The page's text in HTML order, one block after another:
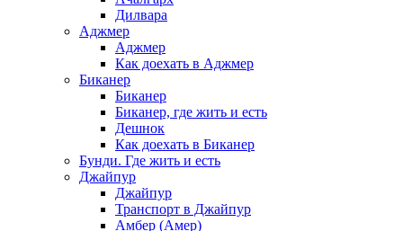
Дилвара
Аджмер
Аджмер
Как доехать в Аджмер
Биканер
Биканер
Биканер, где жить и есть
Дешнок
Как доехать в Биканер
Бунди. Где жить и есть
Джайпур
Джайпур
Транспорт в Джайпур
Амбер (Амер)